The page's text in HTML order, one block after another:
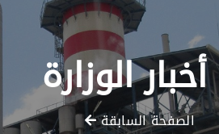
أخبار الوزارة
الصفحة السابقة